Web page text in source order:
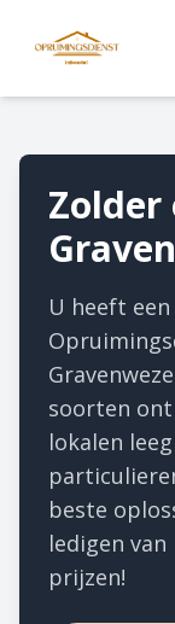
Zolder
U heeft
soorten
lokalen
beste
ledigen
prijzen!